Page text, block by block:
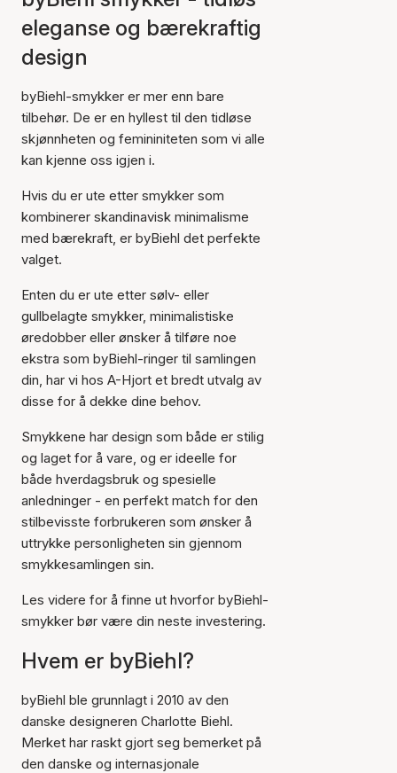
eleganse og bærekraftig
design
byBiehl-smykker er mer enn bare
tilbehør. De er en hyllest til den tidløse
skjønnheten og femininiteten som vi alle
kan kjenne oss igjen i.
Hvis du er ute etter smykker som
kombinerer skandinavisk minimalisme
med bærekraft, er byBiehl det perfekte
valget.
Enten du er ute etter sølv- eller
gullbelagte smykker, minimalistiske
øredobber eller ønsker å tilføre noe
ekstra som byBiehl-ringer til samlingen
din, har vi hos A-Hjort et bredt utvalg av
disse for å dekke dine behov.
Smykkene har design som både er stilig
og laget for å vare, og er ideelle for
både hverdagsbruk og spesielle
anledninger - en perfekt match for den
stilbevisste forbrukeren som ønsker å
uttrykke personligheten sin gjennom
smykkesamlingen sin.
Les videre for å finne ut hvorfor byBiehl-
smykker bør være din neste investering.
Hvem er byBiehl?
byBiehl ble grunnlagt i 2010 av den
danske designeren Charlotte Biehl.
Merket har raskt gjort seg bemerket på
den danske og internasjonale